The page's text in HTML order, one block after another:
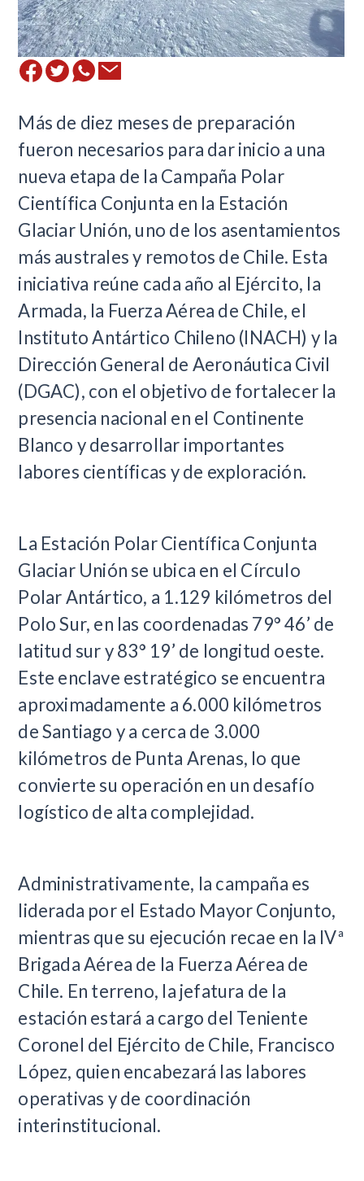
​Más de diez meses de preparación
fueron necesarios para dar inicio a una
nueva etapa de la Campaña Polar
Científica Conjunta en la Estación
Glaciar Unión, uno de los asentamientos
más australes y remotos de Chile. Esta
iniciativa reúne cada año al Ejército, la
Armada, la Fuerza Aérea de Chile, el
Instituto Antártico Chileno (INACH) y la
Dirección General de Aeronáutica Civil
(DGAC), con el objetivo de fortalecer la
presencia nacional en el Continente
Blanco y desarrollar importantes
labores científicas y de exploración.
La Estación Polar Científica Conjunta
Glaciar Unión se ubica en el Círculo
Polar Antártico, a 1.129 kilómetros del
Polo Sur, en las coordenadas 79° 46’ de
latitud sur y 83° 19’ de longitud oeste.
Este enclave estratégico se encuentra
aproximadamente a 6.000 kilómetros
de Santiago y a cerca de 3.000
kilómetros de Punta Arenas, lo que
convierte su operación en un desafío
logístico de alta complejidad.
Administrativamente, la campaña es
liderada por el Estado Mayor Conjunto,
mientras que su ejecución recae en la IVª
Brigada Aérea de la Fuerza Aérea de
Chile. En terreno, la jefatura de la
estación estará a cargo del Teniente
Coronel del Ejército de Chile, Francisco
López, quien encabezará las labores
operativas y de coordinación
interinstitucional.